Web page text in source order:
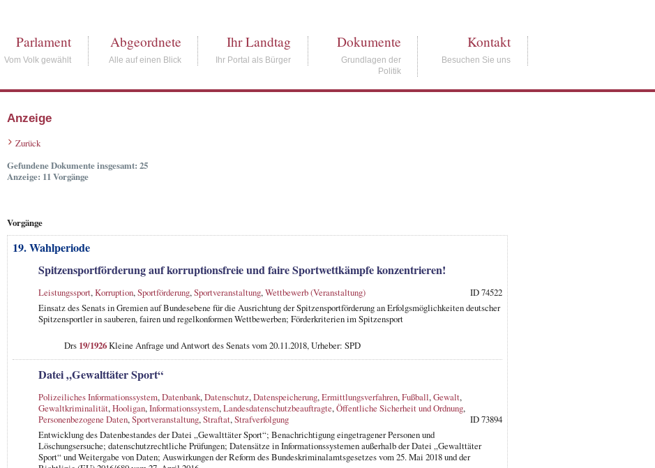
Parlament
Vom Volk gewählt
Abgeordnete
Alle auf einen Blick
Ihr Landtag
Ihr Portal als Bürger
Dokumente
Grundlagen der
Politik
Kontakt
Besuchen Sie uns
Anzeige
Zurück
Gefundene Dokumente insgesamt: 25
Anzeige: 11 Vorgänge
Vorgänge
19. Wahlperiode
Spitzensportförderung auf korruptionsfreie und faire Sportwettkämpfe konzentrieren!
Leistungssport,Korruption,Sportförderung,Sportveranstaltung,Wettbewerb (Veranstaltung)
ID 74522
Einsatz des Senats in Gremien auf Bundesebene für die Ausrichtung der Spitzensportförderung an Erfolgsmöglichkeiten deutscher
Spitzensportler in sauberen, fairen und regelkonformen Wettbewerben; Förderkriterien im Spitzensport
Drs 19/1926Kleine Anfrage und Antwort des Senats vom 20.11.2018, Urheber: SPD
Datei „Gewalttäter Sport“
Polizeiliches Informationssystem,Datenbank,Datenschutz,Datenspeicherung,Ermittlungsverfahren,Fußball,Gewalt,
Gewaltkriminalität,Hooligan,Informationssystem,Landesdatenschutzbeauftragte,Öffentliche Sicherheit und Ordnung,
Personenbezogene Daten,Sportveranstaltung,Straftat,Strafverfolgung
ID 73894
Entwicklung des Datenbestandes der Datei „Gewalttäter Sport“; Benachrichtigung eingetragener Personen und
Löschungsersuche; datenschutzrechtliche Prüfungen; Datensätze in Informationssystemen außerhalb der Datei „Gewalttäter
Sport“ und Weitergabe von Daten; Auswirkungen der Reform des Bundeskriminalamtsgesetzes vom 25. Mai 2018 und der